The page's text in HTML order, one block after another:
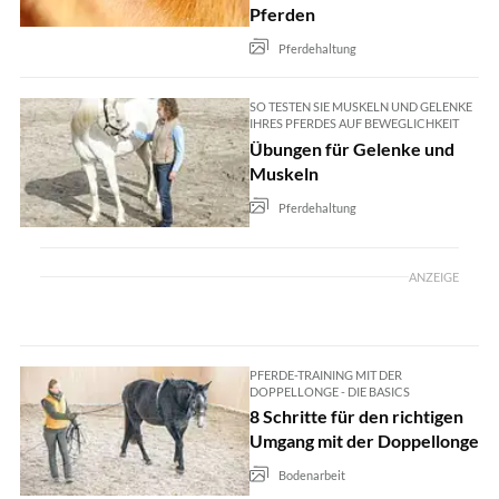
Pferden
Pferdehaltung
SO TESTEN SIE MUSKELN UND GELENKE
IHRES PFERDES AUF BEWEGLICHKEIT
Übungen für Gelenke und
Muskeln
Pferdehaltung
ANZEIGE
PFERDE-TRAINING MIT DER
DOPPELLONGE - DIE BASICS
8 Schritte für den richtigen
Umgang mit der Doppellonge
Bodenarbeit